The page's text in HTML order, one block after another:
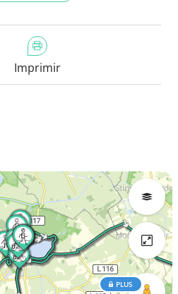
Imprimir
PLUS